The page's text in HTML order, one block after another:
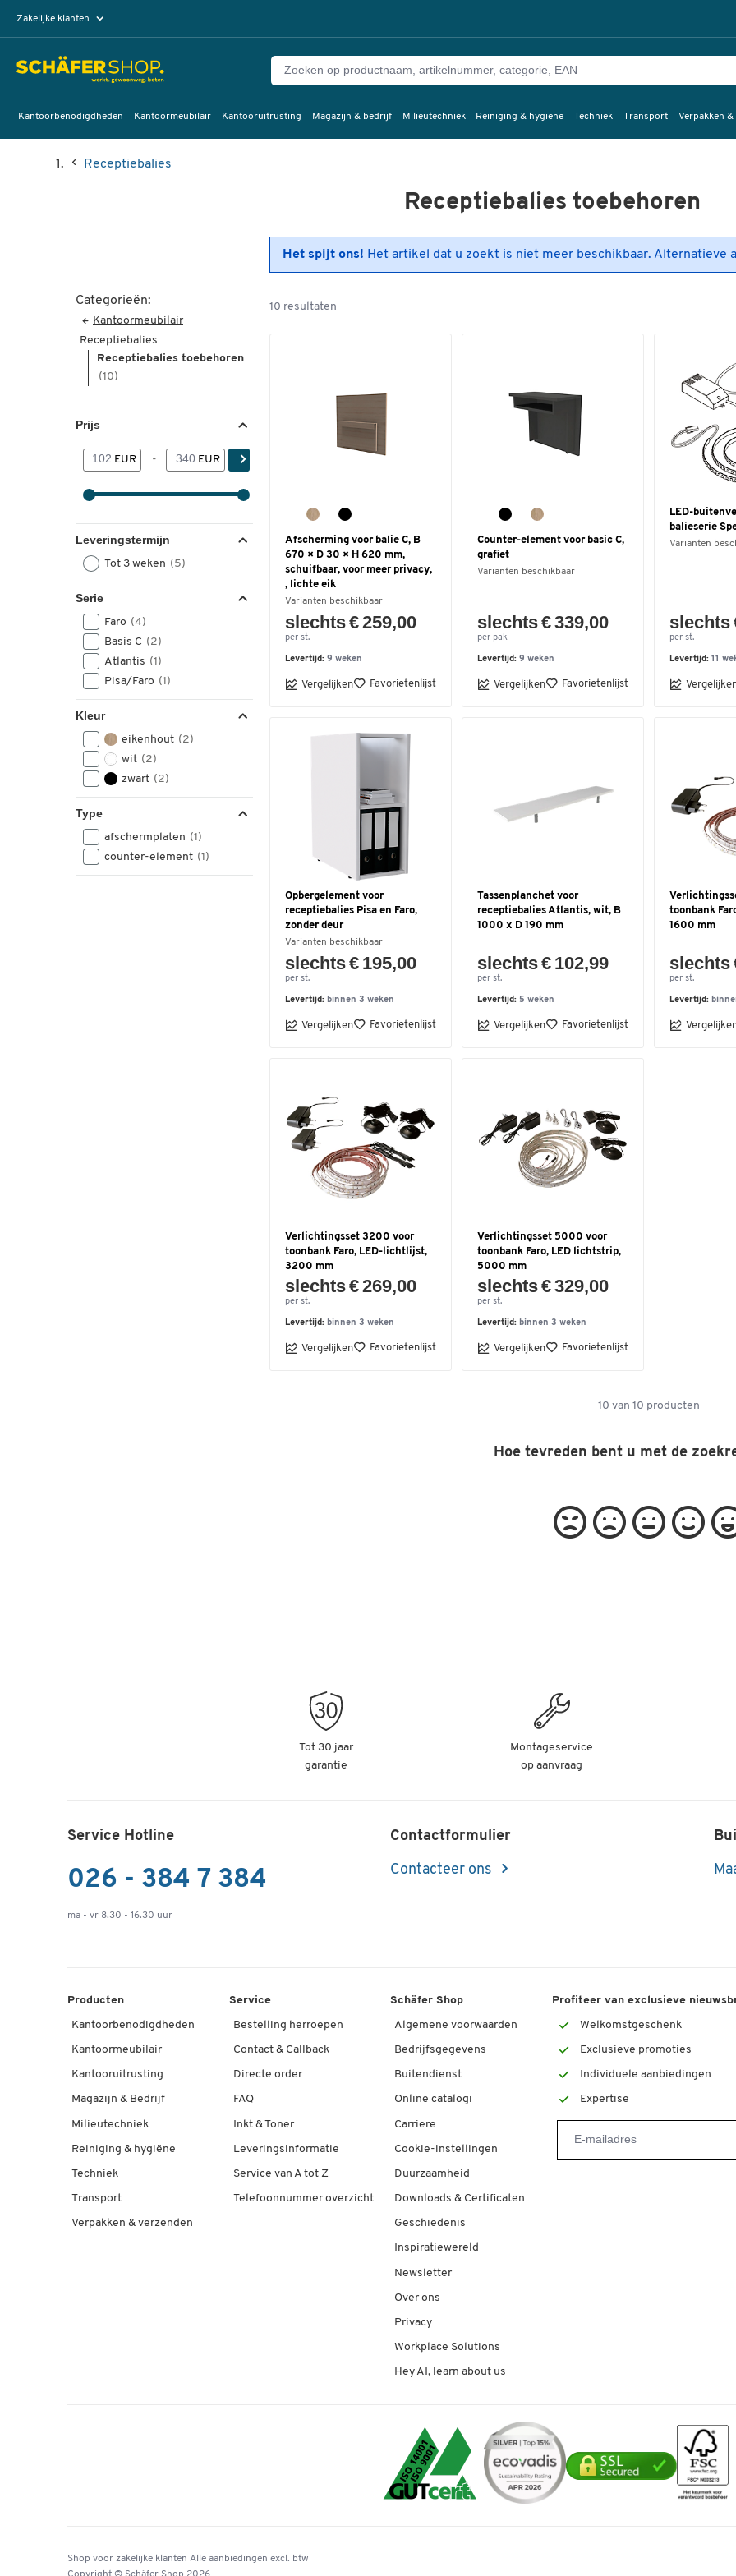
Zakelijke klanten
Kantoorbenodigdheden Kantoormeubilair Kantooruitrusting Magazijn & bedrijf Milieutechniek Reiniging & hygiëne Techniek Transport Verpakken &
Receptiebalies
Receptiebalies toebehoren
Categorieën:
Kantoormeubilair
Receptiebalies
Receptiebalies toebehoren
(10)
Prijs
EUR - EUR
Leveringstermijn
Tot 3 weken (5)
Serie
Faro (4)
Basis C (2)
Atlantis (1)
Pisa/Faro (1)
Kleur
eikenhout (2)
wit (2)
zwart (2)
Type
afschermplaten (1)
counter-element (1)
Het spijt ons! Het artikel dat u zoekt is niet meer beschikbaar. Alternatieve
10 resultaten
Afscherming voor balie C, B
670 × D 30 × H 620 mm,
schuifbaar, voor meer privacy,
, lichte eik
Varianten beschikbaar
slechts € 259,00
per st.
Levertijd: 9 weken
Vergelijken Favorietenlijst
Counter-element voor basic C,
grafiet
Varianten beschikbaar
slechts € 339,00
per pak
Levertijd: 9 weken
Vergelijken Favorietenlijst
LED-
balieserie
Varianten
slechts
per st.
Levertijd: 11
Opbergelement voor
receptiebalies Pisa en Faro,
zonder deur
Varianten beschikbaar
slechts € 195,00
per st.
Levertijd: binnen 3 weken
Vergelijken Favorietenlijst
Tassenplanchet voor
receptiebalies Atlantis, wit, B
1000 x D 190 mm
slechts € 102,99
per st.
Levertijd: 5 weken
Vergelijken Favorietenlijst
toonbank
1600 mm
slechts
per st.
Levertijd:
Verlichtingsset 3200 voor
toonbank Faro, LED-lichtlijst,
3200 mm
slechts € 269,00
per st.
Levertijd: binnen 3 weken
Vergelijken Favorietenlijst
Verlichtingsset 5000 voor
toonbank Faro, LED lichtstrip,
5000 mm
slechts € 329,00
per st.
Levertijd: binnen 3 weken
Vergelijken Favorietenlijst
10 van 10 producten
Hoe tevreden bent u met de
Tot 30 jaar
garantie
Montageservice
op aanvraag
Service Hotline
026 - 384 7 384
ma - vr 8.30 - 16.30 uur
Contactformulier
Contacteer ons
Producten
Kantoorbenodigdheden
Kantoormeubilair
Kantooruitrusting
Magazijn & Bedrijf
Milieutechniek
Reiniging & hygiëne
Techniek
Transport
Verpakken & verzenden
Service
Bestelling herroepen
Contact & Callback
Directe order
FAQ
Inkt & Toner
Leveringsinformatie
Service van A tot Z
Telefoonnummer overzicht
Schäfer Shop
Algemene voorwaarden
Bedrijfsgegevens
Buitendienst
Online catalogi
Carriere
Cookie-instellingen
Duurzaamheid
Downloads & Certificaten
Geschiedenis
Inspiratiewereld
Newsletter
Over ons
Privacy
Workplace Solutions
Hey AI, learn about us
Profiteer van exclusieve
Welkomstgeschenk
Exclusieve promoties
Individuele aanbiedingen
Expertise
Shop voor zakelijke klanten Alle aanbiedingen excl. btw